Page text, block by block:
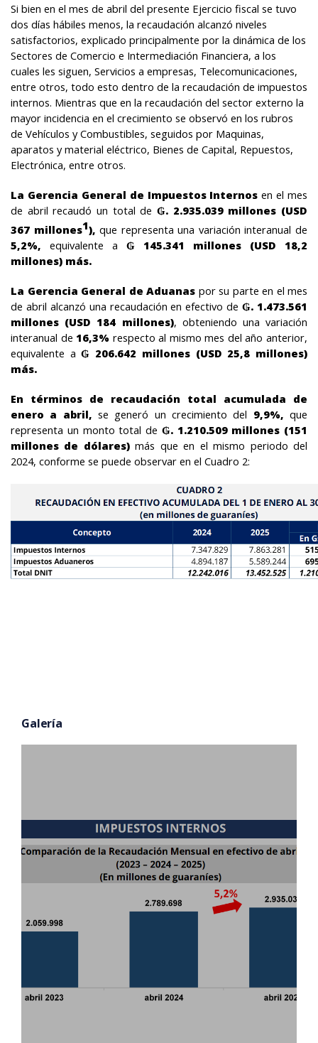
Si bien en el mes de abril del presente Ejercicio fiscal se tuvo
dos días hábiles menos, la recaudación alcanzó niveles
satisfactorios, explicado principalmente por la dinámica de los
Sectores de Comercio e Intermediación Financiera, a los
cuales les siguen, Servicios a empresas, Telecomunicaciones,
entre otros, todo esto dentro de la recaudación de impuestos
internos. Mientras que en la recaudación del sector externo la
mayor incidencia en el crecimiento se observó en los rubros
de Vehículos y Combustibles, seguidos por Maquinas,
aparatos y material eléctrico, Bienes de Capital, Repuestos,
Electrónica, entre otros.
La Gerencia General de Impuestos Internos en el mes
de abril recaudó un total de ₲. 2.935.039 millones (USD
367 millones1),que representa una variación interanual de
5,2%, equivalente a ₲
145.341 millones (USD 18,2
millones) más.
La Gerencia General de Aduanas por su parte en el mes
de abril alcanzó una recaudación en efectivo de₲. 1.473.561
millones (USD 184 millones), obteniendo una variación
interanual de 16,3% respecto al mismo mes del año anterior,
equivalente a₲ 206.642 millones (USD 25,8 millones)
más.
En términos de recaudación total acumulada de
enero a abril, se generó un crecimiento del 9,9%,que
representa un monto total de ₲. 1.210.509 millones (151
millones de dólares)más que en el mismo periodo del
2024, conforme se puede observar en el Cuadro 2:
Galería